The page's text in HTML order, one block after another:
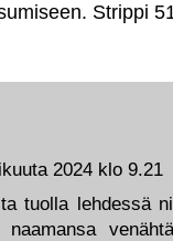
Strippi
2024 klo 9.21
tuolla lehdessä
naamansa